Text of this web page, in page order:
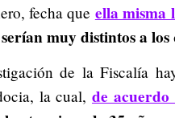
fecha que ella misma
serían muy distintos a
de la Fiscalía
la cual, de